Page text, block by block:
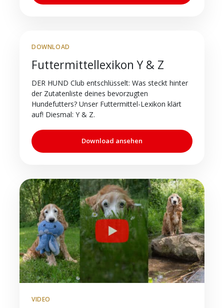
DOWNLOAD
Futtermittellexikon Y & Z
DER HUND Club entschlüsselt: Was steckt hinter
der Zutatenliste deines bevorzugten
Hundefutters? Unser Futtermittel-Lexikon klärt
auf! Diesmal: Y & Z.
Download ansehen
VIDEO